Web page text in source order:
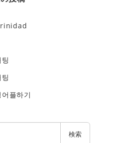
플하기
検索